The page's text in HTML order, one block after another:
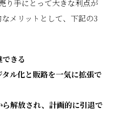
り手にとって大きな利点が
メリットとして、下記の3
きる
ル化と販路を一気に拡張で
解放され、計画的に引退で